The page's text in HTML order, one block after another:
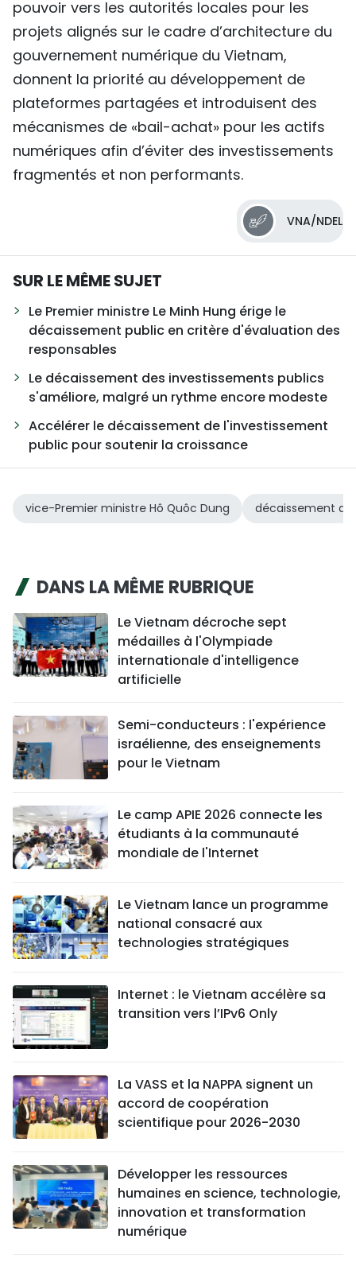
pouvoir vers les autorités locales pour les
projets alignés sur le cadre d’architecture du
gouvernement numérique du Vietnam,
donnent la priorité au développement de
plateformes partagées et introduisent des
mécanismes de «bail-achat» pour les actifs
numériques afin d’éviter des investissements
fragmentés et non performants.
VNA/NDEL
SUR LE MÊME SUJET
Le Premier ministre Le Minh Hung érige le
décaissement public en critère d'évaluation des
responsables
Le décaissement des investissements publics
s'améliore, malgré un rythme encore modeste
Accélérer le décaissement de l'investissement
public pour soutenir la croissance
vice-Premier ministre Hô Quôc Dung décaissement
DANS LA MÊME RUBRIQUE
Le Vietnam décroche sept
médailles à l'Olympiade
internationale d'intelligence
artificielle
Semi-conducteurs : l'expérience
israélienne, des enseignements
pour le Vietnam
Le camp APIE 2026 connecte les
étudiants à la communauté
mondiale de l'Internet
Le Vietnam lance un programme
national consacré aux
technologies stratégiques
Internet : le Vietnam accélère sa
transition vers l’IPv6 Only
La VASS et la NAPPA signent un
accord de coopération
scientifique pour 2026-2030
Développer les ressources
humaines en science, technologie,
innovation et transformation
numérique